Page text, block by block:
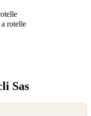
rotelle
Sas